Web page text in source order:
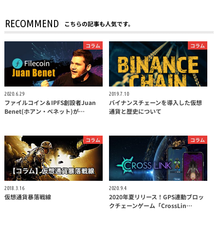
RECOMMEND こちらの記事も人気です。
コラム
2020.6.29
ファイルコイン＆IPFS創設者Juan
Benet(ホアン・ベネット)が…
コラム
2019.7.10
バイナンスチェーンを導入した仮想
通貨と歴史について
コラム
2018.3.16
仮想通貨暴落戦線
コラム
2020.9.4
2020年夏リリース！GPS連動ブロッ
クチェーンゲーム「CrossLin…